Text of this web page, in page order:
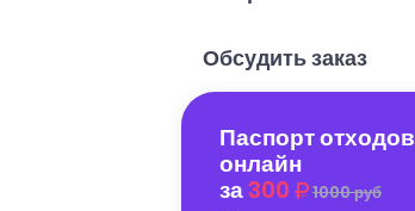
Обсудить заказ
Паспорт отходов
онлайн
за300 1000 руб